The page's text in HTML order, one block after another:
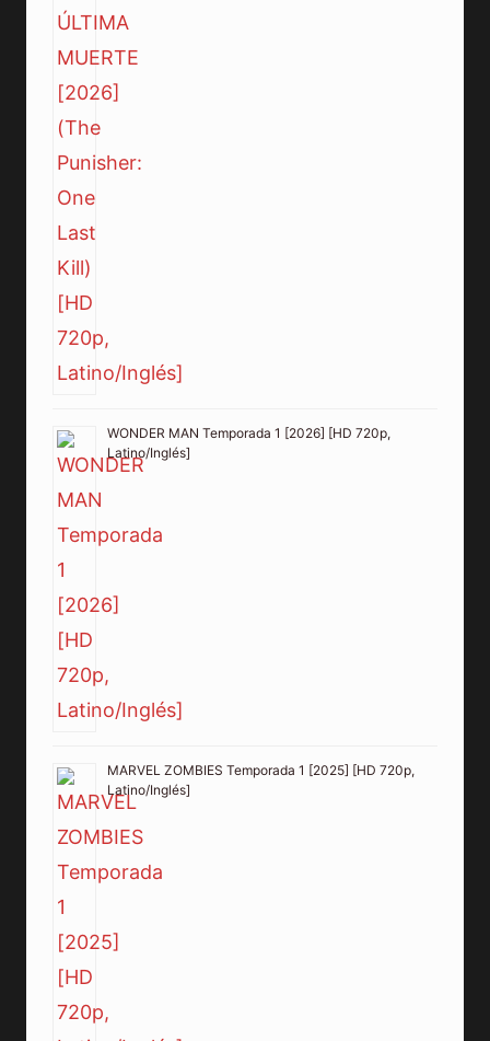
WONDER MAN Temporada 1 [2026] [HD 720p,
Latino/Inglés]
MARVEL ZOMBIES Temporada 1 [2025] [HD 720p,
Latino/Inglés]